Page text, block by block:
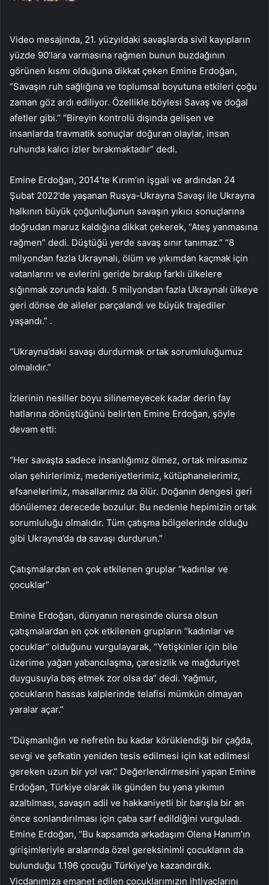
Video mesajında, 21. yüzyıldaki savaşlarda sivil kayıpların
yüzde 90’lara varmasına rağmen bunun buzdağının
görünen kısmı olduğuna dikkat çeken Emine Erdoğan,
“Savaşın ruh sağlığına ve toplumsal boyutuna etkileri çoğu
zaman göz ardı ediliyor. Özellikle böylesi Savaş ve doğal
afetler gibi.” “Bireyin kontrolü dışında gelişen ve
insanlarda travmatik sonuçlar doğuran olaylar, insan
ruhunda kalıcı izler bırakmaktadır” dedi.
Emine Erdoğan, 2014’te Kırım’ın işgali ve ardından 24
Şubat 2022’de yaşanan Rusya-Ukrayna Savaşı ile Ukrayna
halkının büyük çoğunluğunun savaşın yıkıcı sonuçlarına
doğrudan maruz kaldığına dikkat çekerek, “Ateş yanmasına
rağmen” dedi. Düştüğü yerde savaş sınır tanımaz.” “8
milyondan fazla Ukraynalı, ölüm ve yıkımdan kaçmak için
vatanlarını ve evlerini geride bırakıp farklı ülkelere
sığınmak zorunda kaldı. 5 milyondan fazla Ukraynalı ülkeye
geri dönse de aileler parçalandı ve büyük trajediler
yaşandı.” .
“Ukrayna’daki savaşı durdurmak ortak sorumluluğumuz
olmalıdır.”
İzlerinin nesiller boyu silinemeyecek kadar derin fay
hatlarına dönüştüğünü belirten Emine Erdoğan, şöyle
devam etti:
“Her savaşta sadece insanlığımız ölmez, ortak mirasımız
olan şehirlerimiz, medeniyetlerimiz, kütüphanelerimiz,
efsanelerimiz, masallarımız da ölür. Doğanın dengesi geri
dönülemez derecede bozulur. Bu nedenle hepimizin ortak
sorumluluğu olmalıdır. Tüm çatışma bölgelerinde olduğu
gibi Ukrayna’da da savaşı durdurun.”
Çatışmalardan en çok etkilenen gruplar “kadınlar ve
çocuklar”
Emine Erdoğan, dünyanın neresinde olursa olsun
çatışmalardan en çok etkilenen grupların “kadınlar ve
çocuklar” olduğunu vurgulayarak, “Yetişkinler için bile
üzerime yağan yabancılaşma, çaresizlik ve mağduriyet
duygusuyla baş etmek zor olsa da” dedi. Yağmur,
çocukların hassas kalplerinde telafisi mümkün olmayan
yaralar açar.”
“Düşmanlığın ve nefretin bu kadar körüklendiği bir çağda,
sevgi ve şefkatin yeniden tesis edilmesi için kat edilmesi
gereken uzun bir yol var.” Değerlendirmesini yapan Emine
Erdoğan, Türkiye olarak ilk günden bu yana yıkımın
azaltılması, savaşın adil ve hakkaniyetli bir barışla bir an
önce sonlandırılması için çaba sarf edildiğini vurguladı.
Emine Erdoğan, “Bu kapsamda arkadaşım Olena Hanım’ın
girişimleriyle aralarında özel gereksinimli çocukların da
bulunduğu 1.196 çocuğu Türkiye’ye kazandırdık.
Vicdanımıza emanet edilen çocuklarımızın ihtiyaçlarını